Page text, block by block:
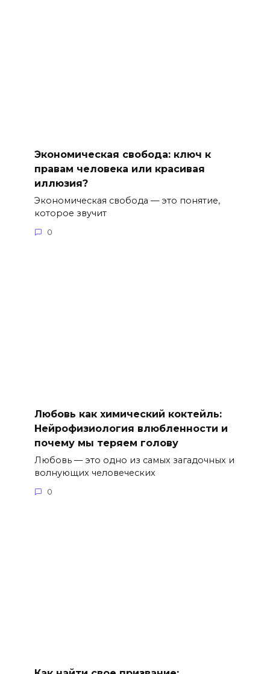
Экономическая свобода: ключ к
правам человека или красивая
иллюзия?
Экономическая свобода — это понятие,
которое звучит
0
Любовь как химический коктейль:
Нейрофизиология влюбленности и
почему мы теряем голову
Любовь — это одно из самых загадочных и
волнующих человеческих
0